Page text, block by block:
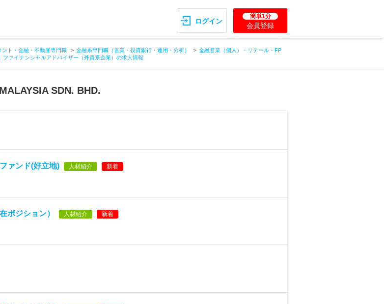
ログイン
簡単1分
会員登録
ント・金融・不動産専門職 金融系専門職（営業・投資銀行・運用・分析）
金融営業（個人）・リテール・FP
ファイナンシャルアドバイザー（外資系企業）の求人情報
SDN. BHD.
ァンド(好立地) 人材紹介 新着
ポジション） 人材紹介 新着